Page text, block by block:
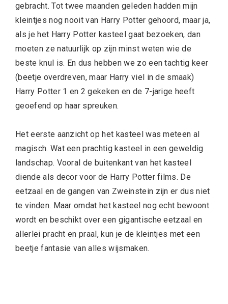
gebracht. Tot twee maanden geleden hadden mijn
kleintjes nog nooit van Harry Potter gehoord, maar ja,
als je het Harry Potter kasteel gaat bezoeken, dan
moeten ze natuurlijk op zijn minst weten wie de
beste knul is. En dus hebben we zo een tachtig keer
(beetje overdreven, maar Harry viel in de smaak)
Harry Potter 1 en 2 gekeken en de 7-jarige heeft
geoefend op haar spreuken.
Het eerste aanzicht op het kasteel was meteen al
magisch. Wat een prachtig kasteel in een geweldig
landschap. Vooral de buitenkant van het kasteel
diende als decor voor de Harry Potter films. De
eetzaal en de gangen van Zweinstein zijn er dus niet
te vinden. Maar omdat het kasteel nog echt bewoont
wordt en beschikt over een gigantische eetzaal en
allerlei pracht en praal, kun je de kleintjes met een
beetje fantasie van alles wijsmaken.